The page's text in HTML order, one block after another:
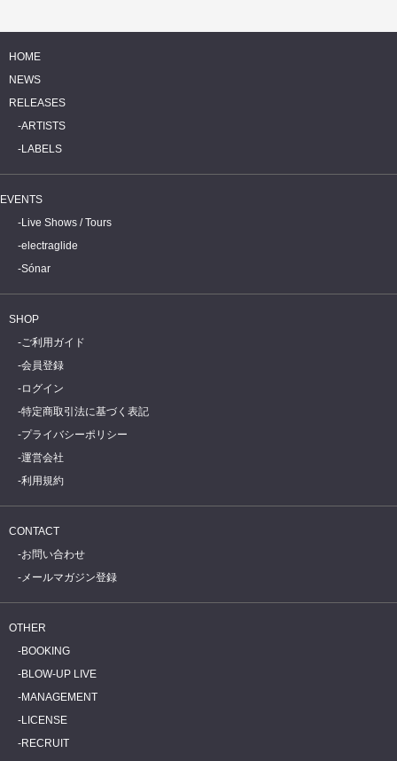
HOME
NEWS
RELEASES
ARTISTS
LABELS
EVENTS
Live Shows / Tours
electraglide
Sónar
SHOP
ご利用ガイド
会員登録
ログイン
特定商取引法に基づく表記
プライバシーポリシー
運営会社
利用規約
CONTACT
お問い合わせ
メールマガジン登録
OTHER
BOOKING
BLOW-UP LIVE
MANAGEMENT
LICENSE
RECRUIT